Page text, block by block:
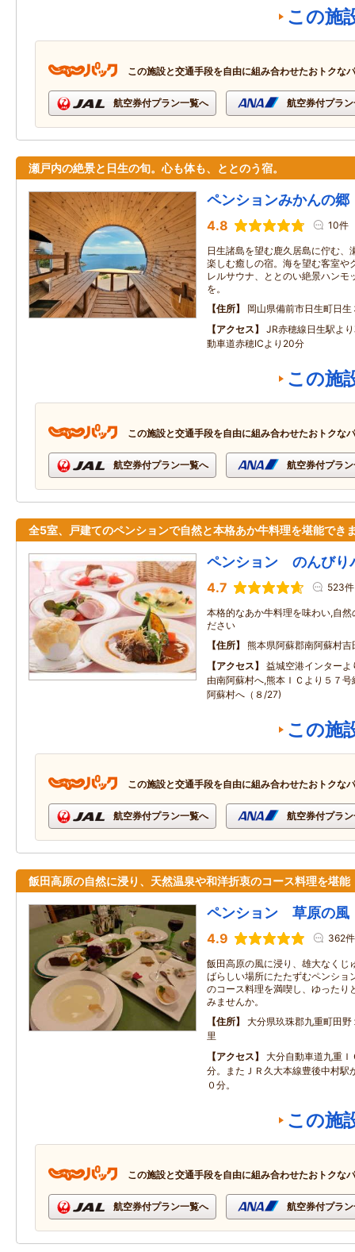
この施
この施設と交通手段を自由に組み合わせたおトクな
航空券付プラン一覧へ 航空券付プラ
瀬戸内の絶景と日生の旬。心も体も、ととのう宿。
ペンションみかんの郷
4.8 10件
日生諸島を望む鹿久居島に佇む、
楽しむ癒しの宿。海を望む客室や
レルサウナ、ととのい絶景ハンモ
を。
住所
岡山県備前市日生町日生
アクセス
JR赤穂線日生駅よ
動車道赤穂ICより20分
この施
この施設と交通手段を自由に組み合わせたおトクな
航空券付プラン一覧へ 航空券付プラ
全5室、戸建てのペンションで自然と本格あか牛料理を堪能でき
ペンション のんびり
4.7 523件
本格的なあか牛料理を味わい,自
ださい
住所
熊本県阿蘇郡南阿蘇村
アクセス
益城空港インター
由南阿蘇村へ,熊本ＩＣより５７
阿蘇村へ（８/27)
この施
この施設と交通手段を自由に組み合わせたおトクな
航空券付プラン一覧へ 航空券付プラ
飯田高原の自然に浸り、天然温泉や和洋折衷のコース料理を堪能
ペンション 草原の風
4.9 362件
飯田高原の風に浸り、雄大なくじ
ばらしい場所にたたずむペンショ
のコース料理を満喫し、ゆったり
みませんか。
住所
大分県玖珠郡九重町田
里
アクセス
大分自動車道九重
分。またＪＲ久大本線豊後中村駅
０分。
この施
この施設と交通手段を自由に組み合わせたおトクな
航空券付プラン一覧へ 航空券付プラ